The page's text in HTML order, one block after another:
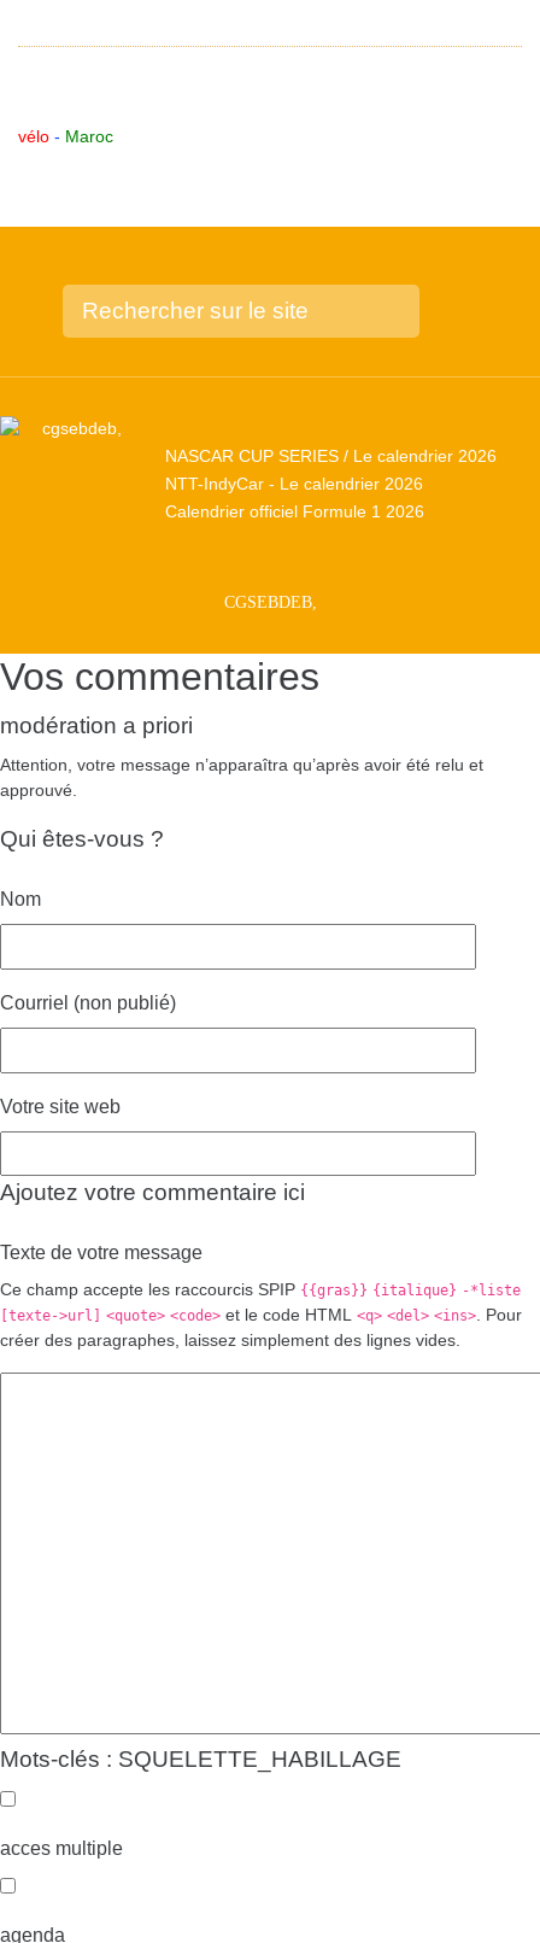
vélo - Maroc
NASCAR CUP SERIES / Le calendrier 2026
NTT-IndyCar - Le calendrier 2026
Calendrier officiel Formule 1 2026
CGSEBDEB,
Vos commentaires
modération a priori
Attention, votre message n’apparaîtra qu’après avoir été relu et
approuvé.
Qui êtes-vous ?
Nom
Courriel (non publié)
Votre site web
Ajoutez votre commentaire ici
Texte de votre message
Ce champ accepte les raccourcis SPIP {{gras}} {italique} -*liste
[texte->url]
<quote> <code> et le code HTML <q> <del> <ins>. Pour
créer des paragraphes, laissez simplement des lignes vides.
Mots-clés : SQUELETTE_HABILLAGE
acces multiple
agenda